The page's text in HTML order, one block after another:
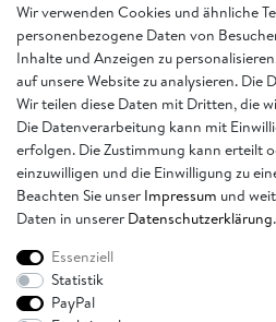
Wir verwenden Cookies und ähnliche
personenbezogene Daten von
Inhalte und Anzeigen zu
auf unsere Website zu analysieren.
Wir teilen diese Daten mit Dritten, die
Die Datenverarbeitung kann mit
erfolgen. Die Zustimmung kann erteilt
einzuwilligen und die Einwilligung zu
Beachten Sie unser Impressum und
Daten in unserer Daten­schutz­erklärung.
Essenziell
Statistik
PayPal